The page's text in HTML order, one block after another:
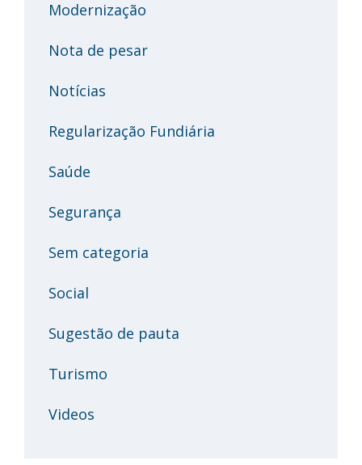
Modernização
Nota de pesar
Notícias
Regularização Fundiária
Saúde
Segurança
Sem categoria
Social
Sugestão de pauta
Turismo
Videos